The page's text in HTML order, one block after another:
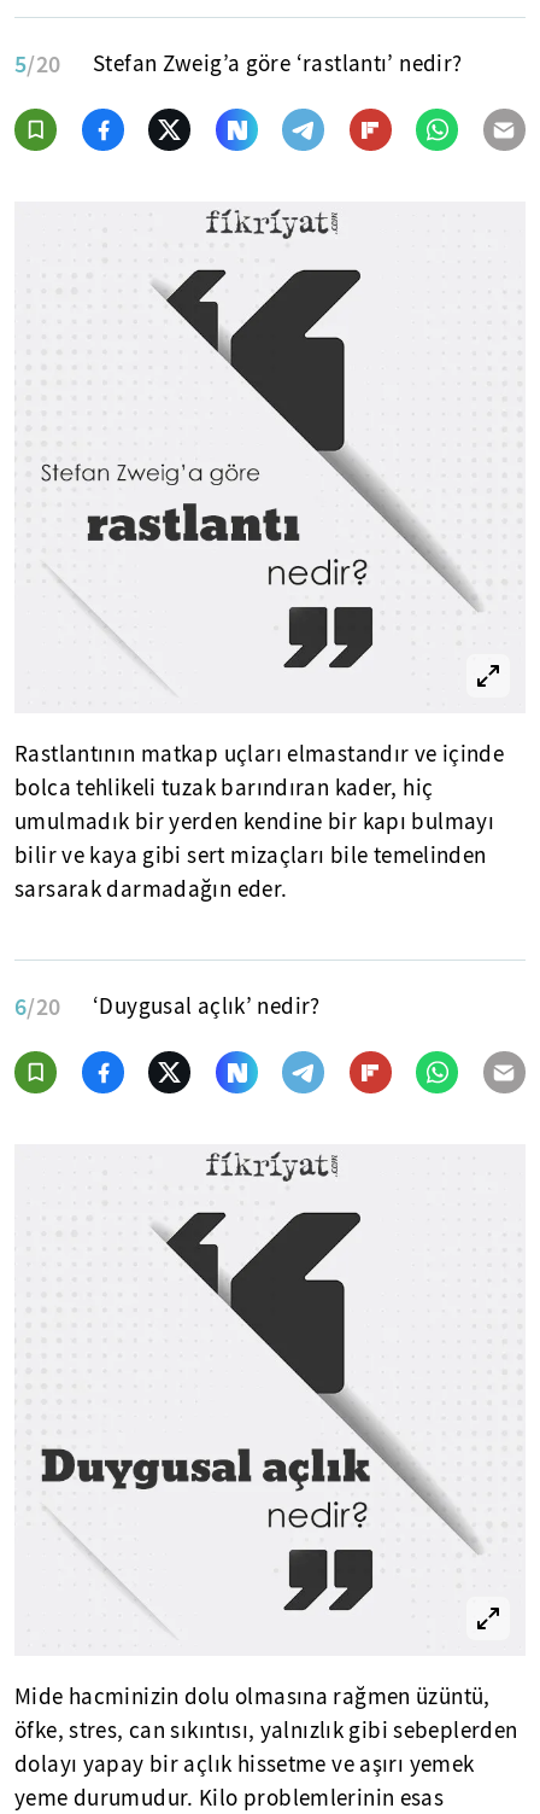
5/20 Stefan Zweig’a göre ‘rastlantı’ nedir?
Rastlantının matkap uçları elmastandır ve içinde
bolca tehlikeli tuzak barındıran kader, hiç
umulmadık bir yerden kendine bir kapı bulmayı
bilir ve kaya gibi sert mizaçları bile temelinden
sarsarak darmadağın eder.
6/20 ‘Duygusal açlık’ nedir?
Mide hacminizin dolu olmasına rağmen üzüntü,
öfke, stres, can sıkıntısı, yalnızlık gibi sebeplerden
dolayı yapay bir açlık hissetme ve aşırı yemek
yeme durumudur. Kilo problemlerinin esas